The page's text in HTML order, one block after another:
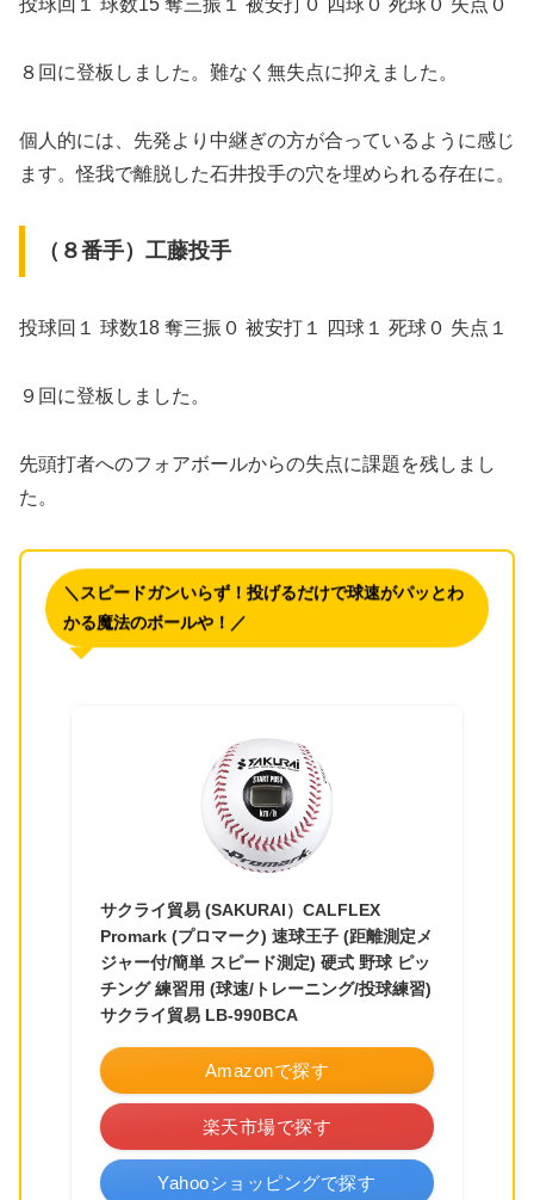
投球回１ 球数15 奪三振１ 被安打０ 四球０ 死球０ 失点０
８回に登板しました。難なく無失点に抑えました。
個人的には、先発より中継ぎの方が合っているように感じ
ます。怪我で離脱した石井投手の穴を埋められる存在に。
（８番手）工藤投手
投球回１ 球数18 奪三振０ 被安打１ 四球１ 死球０ 失点１
９回に登板しました。
先頭打者へのフォアボールからの失点に課題を残しまし
た。
＼スピードガンいらず！投げるだけで球速がパッとわ
かる魔法のボールや！／
サクライ貿易 (SAKURAI）CALFLEX
Promark (プロマーク) 速球王子 (距離測定メ
ジャー付/簡単 スピード測定) 硬式 野球 ピッ
チング 練習用 (球速/トレーニング/投球練習)
サクライ貿易 LB-990BCA
Amazonで探す
楽天市場で探す
Yahooショッピングで探す